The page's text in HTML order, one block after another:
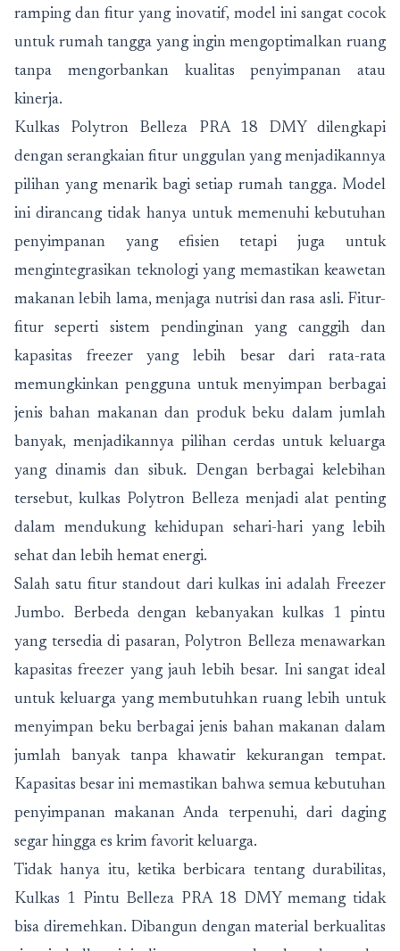
ramping dan fitur yang inovatif, model ini sangat cocok
untuk rumah tangga yang ingin mengoptimalkan ruang
tanpa mengorbankan kualitas penyimpanan atau
kinerja.
Kulkas Polytron Belleza PRA 18 DMY dilengkapi
dengan serangkaian fitur unggulan yang menjadikannya
pilihan yang menarik bagi setiap rumah tangga. Model
ini dirancang tidak hanya untuk memenuhi kebutuhan
penyimpanan yang efisien tetapi juga untuk
mengintegrasikan teknologi yang memastikan keawetan
makanan lebih lama, menjaga nutrisi dan rasa asli. Fitur-
fitur seperti sistem pendinginan yang canggih dan
kapasitas freezer yang lebih besar dari rata-rata
memungkinkan pengguna untuk menyimpan berbagai
jenis bahan makanan dan produk beku dalam jumlah
banyak, menjadikannya pilihan cerdas untuk keluarga
yang dinamis dan sibuk. Dengan berbagai kelebihan
tersebut, kulkas Polytron Belleza menjadi alat penting
dalam mendukung kehidupan sehari-hari yang lebih
sehat dan lebih hemat energi.
Salah satu fitur standout dari kulkas ini adalah Freezer
Jumbo. Berbeda dengan kebanyakan kulkas 1 pintu
yang tersedia di pasaran, Polytron Belleza menawarkan
kapasitas freezer yang jauh lebih besar. Ini sangat ideal
untuk keluarga yang membutuhkan ruang lebih untuk
menyimpan beku berbagai jenis bahan makanan dalam
jumlah banyak tanpa khawatir kekurangan tempat.
Kapasitas besar ini memastikan bahwa semua kebutuhan
penyimpanan makanan Anda terpenuhi, dari daging
segar hingga es krim favorit keluarga.
Tidak hanya itu, ketika berbicara tentang durabilitas,
Kulkas 1 Pintu Belleza PRA 18 DMY memang tidak
bisa diremehkan. Dibangun dengan material berkualitas